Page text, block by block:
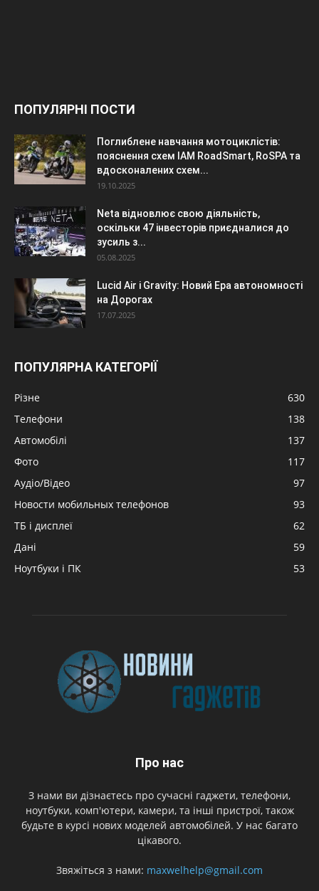
ПОПУЛЯРНІ ПОСТИ
Поглиблене навчання мотоциклістів:
пояснення схем IAM RoadSmart, RoSPA та
вдосконалених схем...
19.10.2025
Neta відновлює свою діяльність,
оскільки 47 інвесторів приєдналися до
зусиль з...
05.08.2025
Lucid Air і Gravity: Новий Ера автономності
на Дорогах
17.07.2025
ПОПУЛЯРНА КАТЕГОРІЇ
Різне
630
Телефони
138
Автомобілі
137
Фото
117
Аудіо/Відео
97
Новости мобильных телефонов
93
ТБ і дисплеї
62
Дані
59
Ноутбуки і ПК
53
Про нас
З нами ви дізнаєтесь про сучасні гаджети, телефони,
ноутбуки, комп'ютери, камери, та інші пристрої, також
будьте в курсі нових моделей автомобілей. У нас багато
цікавого.
Звяжіться з нами: maxwelhelp@gmail.com